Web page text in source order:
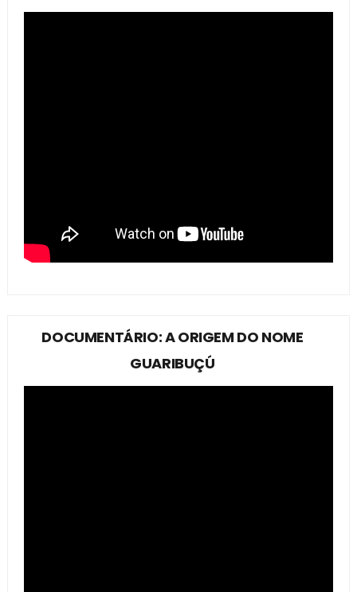
DOCUMENTÁRIO: A ORIGEM DO NOME
GUARIBUÇÚ